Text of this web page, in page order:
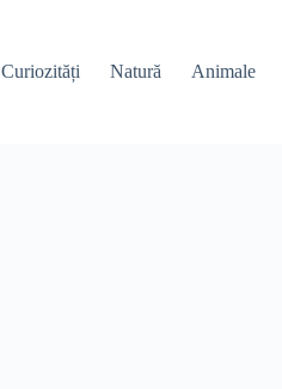
Curiozități Natură Animale